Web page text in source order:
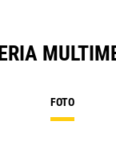
FOTO